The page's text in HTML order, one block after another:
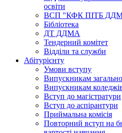
освіти
ВСП "КФК ПІТБ
Бібліотека
ДТ ДДМА
Тендерний комітет
Відділи та служби
Абітурієнту
Умови вступу
Випускникам
Випускникам
Вступ до магістратури
Вступ до аспірантури
Приймальна комісія
Повторний вступ на